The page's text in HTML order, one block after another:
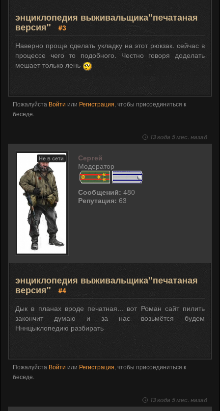
энциклопедия выживальщика"печатаная
версия"
#3
Наверно проще сделать укладку на этот рюкзак. сейчас в
процессе чего то подобного. Честно говоря доделать
мешает только лень
Пожалуйста Войти или Регистрация, чтобы присоединиться к
беседе.
13 года 5 мес. назад
Не в сети
Сергей
Модератор
Сообщений: 480
Репутация: 63
энциклопедия выживальщика"печатаная
версия"
#4
Дык в планах вроде печатная... вот Роман сайт пилить
закончит думаю и за нас возьмётся будем
Нннцыклопедию разбирать
Пожалуйста Войти или Регистрация, чтобы присоединиться к
беседе.
13 года 5 мес. назад